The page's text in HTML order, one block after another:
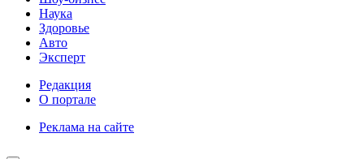
Наука
Здоровье
Авто
Эксперт
Редакция
О портале
Реклама на сайте